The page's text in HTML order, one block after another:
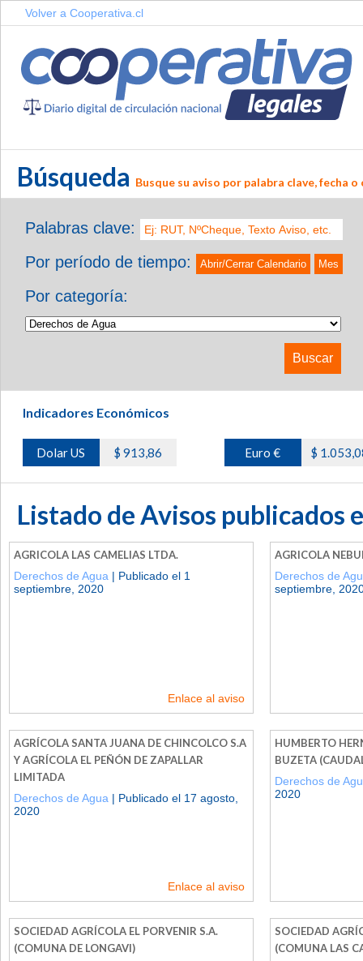
Volver a Cooperativa.cl
Búsqueda Busque su aviso por palabra clave, fecha
Palabras clave:
Por período de tiempo:
Abrir/Cerrar Calendario Mes
Por categoría:
Indicadores Económicos
Dolar US $ 913,86 Euro € $
Listado de Avisos publicados
AGRICOLA LAS CAMELIAS LTDA.
Derechos de Agua | Publicado el 1
septiembre, 2020
Enlace al aviso
AGRICOLA
Derechos de
septiembre,
AGRÍCOLA SANTA JUANA DE CHINCOLCO S.A
Y AGRÍCOLA EL PEÑÓN DE ZAPALLAR
LIMITADA
Derechos de Agua | Publicado el 17 agosto,
2020
Enlace al aviso
HUMBERTO
BUZETA
Derechos de
2020
SOCIEDAD AGRÍCOLA EL PORVENIR S.A.
(COMUNA DE LONGAVI)
SOCIEDAD
(COMUNA LAS